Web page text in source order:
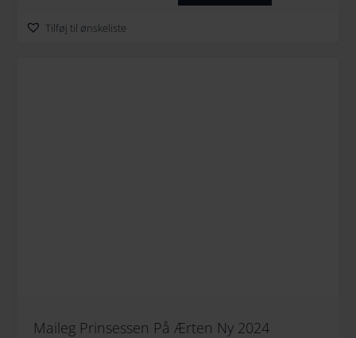
Tilføj til ønskeliste
Maileg Prinsessen På Ærten Ny 2024